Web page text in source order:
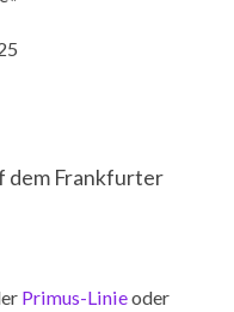
dem Frankfurter
Primus-Linieoder